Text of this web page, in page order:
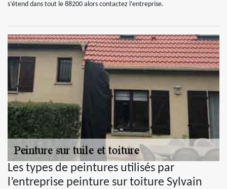
s’étend dans tout le 88200 alors contactez l’entreprise.
Les types de peintures utilisés par
l’entreprise peinture sur toiture Sylvain